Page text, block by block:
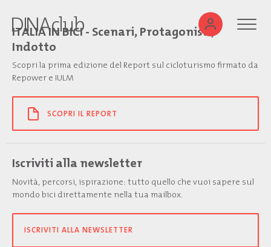
ITALIA IN BICI - Scenari, Protagonisti,
Indotto
Scopri la prima edizione del Report sul cicloturismo firmato da
Repower e IULM
SCOPRI IL REPORT
Iscriviti alla newsletter
Novità, percorsi, ispirazione: tutto quello che vuoi sapere sul
mondo bici direttamente nella tua mailbox.
ISCRIVITI ALLA NEWSLETTER